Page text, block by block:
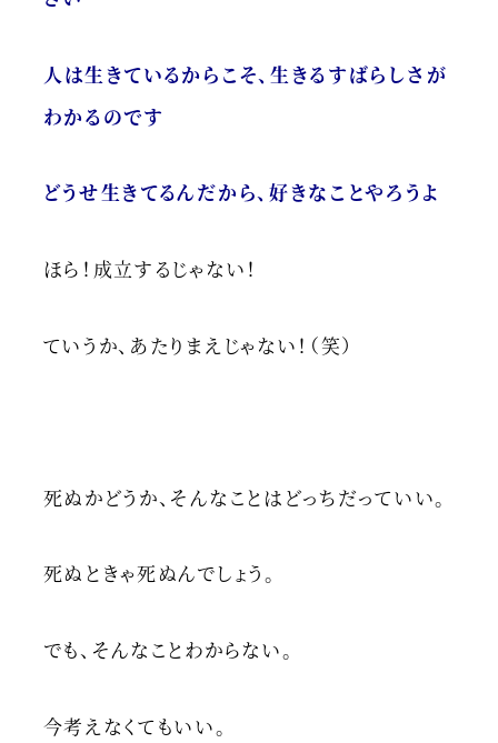
人は生きているからこそ、生きるすばらしさが
わかるのです
どうせ生きてるんだから、好きなことやろうよ
ほら！成立するじゃない！
ていうか、あたりまえじゃない！（笑）
死ぬかどうか、そんなことはどっちだっていい。
死ぬときゃ死ぬんでしょう。
でも、そんなことわからない。
今考えなくてもいい。